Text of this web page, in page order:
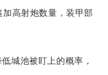
高射炮数量，装甲部
城池被盯上的概率，